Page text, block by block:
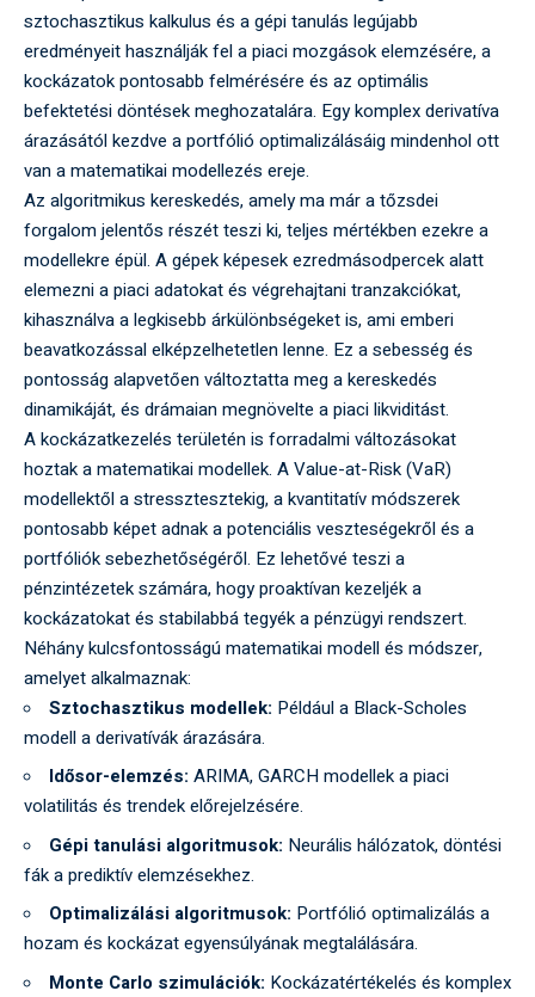
sztochasztikus kalkulus és a gépi tanulás legújabb
eredményeit használják fel a piaci mozgások elemzésére, a
kockázatok pontosabb felmérésére és az optimális
befektetési döntések meghozatalára. Egy komplex derivatíva
árazásától kezdve a portfólió optimalizálásáig mindenhol ott
van a matematikai modellezés ereje.
Az algoritmikus kereskedés, amely ma már a tőzsdei
forgalom jelentős részét teszi ki, teljes mértékben ezekre a
modellekre épül. A gépek képesek ezredmásodpercek alatt
elemezni a piaci adatokat és végrehajtani tranzakciókat,
kihasználva a legkisebb árkülönbségeket is, ami emberi
beavatkozással elképzelhetetlen lenne. Ez a sebesség és
pontosság alapvetően változtatta meg a kereskedés
dinamikáját, és drámaian megnövelte a piaci likviditást.
A kockázatkezelés területén is forradalmi változásokat
hoztak a matematikai modellek. A Value-at-Risk (VaR)
modellektől a stressztesztekig, a kvantitatív módszerek
pontosabb képet adnak a potenciális veszteségekről és a
portfóliók sebezhetőségéről. Ez lehetővé teszi a
pénzintézetek számára, hogy proaktívan kezeljék a
kockázatokat és stabilabbá tegyék a pénzügyi rendszert.
Néhány kulcsfontosságú matematikai modell és módszer,
amelyet alkalmaznak:
Sztochasztikus modellek: Például a Black-Scholes
modell a derivatívák árazására.
Idősor-elemzés: ARIMA, GARCH modellek a piaci
volatilitás és trendek előrejelzésére.
Gépi tanulási algoritmusok: Neurális hálózatok, döntési
fák a prediktív elemzésekhez.
Optimalizálási algoritmusok: Portfólió optimalizálás a
hozam és kockázat egyensúlyának megtalálására.
Monte Carlo szimulációk: Kockázatértékelés és komplex